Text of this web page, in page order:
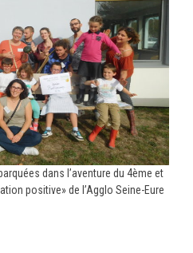
dans l’aventure du 4ème et
positive» de l’Agglo Seine-Eure